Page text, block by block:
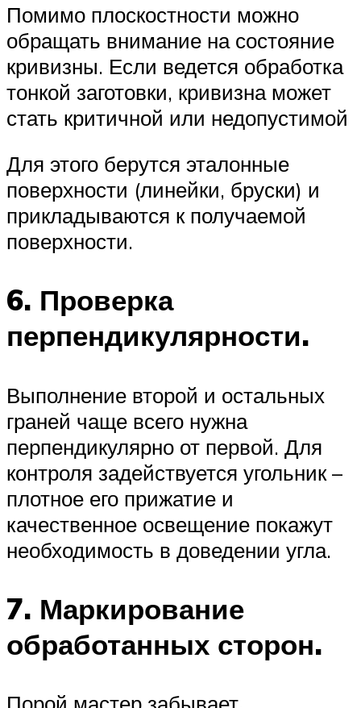
Помимо плоскостности можно
обращать внимание на состояние
кривизны. Если ведется обработка
тонкой заготовки, кривизна может
стать критичной или недопустимой
Для этого берутся эталонные
поверхности (линейки, бруски) и
прикладываются к получаемой
поверхности.
6. Проверка
перпендикулярности.
Выполнение второй и остальных
граней чаще всего нужна
перпендикулярно от первой. Для
контроля задействуется угольник –
плотное его прижатие и
качественное освещение покажут
необходимость в доведении угла.
7. Маркирование
обработанных сторон.